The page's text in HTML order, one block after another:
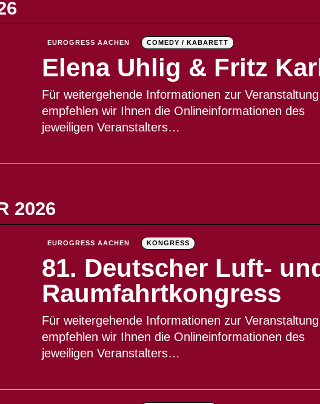
EUROGRESS AACHEN COMEDY / KABARETT
Elena Uhlig & Fritz
Für weitergehende Informationen zur Veranstaltung
empfehlen wir Ihnen die Onlineinformationen des
jeweiligen Veranstalters…
2026
EUROGRESS AACHEN KONGRESS
81. Deutscher Luft-
Raumfahrtkongress
Für weitergehende Informationen zur Veranstaltung
empfehlen wir Ihnen die Onlineinformationen des
jeweiligen Veranstalters…